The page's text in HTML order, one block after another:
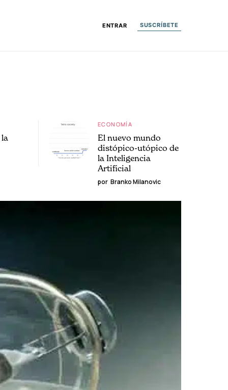
ENTRAR SUSCRÍBETE
ECONOMÍA
El nuevo mundo
distópico-utópico de
la Inteligencia
Artificial
por Branko Milanovic